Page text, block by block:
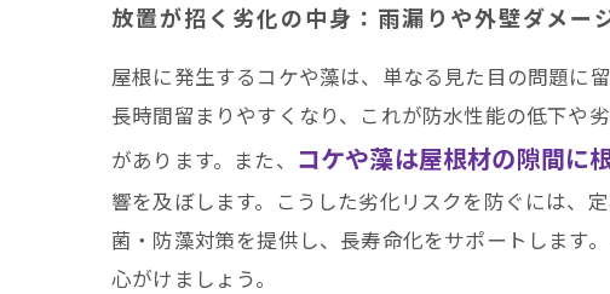
放置が招く劣化の中身：雨漏りや外壁ダメー
屋根に発生するコケや藻は、単なる見た目の問題に
長時間留まりやすくなり、これが防水性能の低下や
があります。また、 コケや藻は屋根材の隙間に
響を及ぼします。こうした劣化リスクを防ぐには、
菌・防藻対策を提供し、長寿命化をサポートします
心がけましょう。